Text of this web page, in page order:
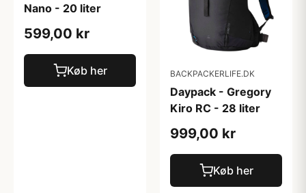
Nano - 20 liter
599,00 kr
Køb her BACKPACKERLIFE.DK
Daypack - Gregory
Kiro RC - 28 liter
999,00 kr
Køb her